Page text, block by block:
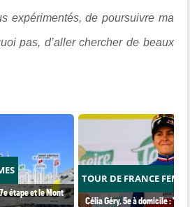
expérimentés, de poursuivre ma
pas, d’aller chercher de beaux
étape et le Mont
TOUR DE FRANCE
Célia Géry, 5e à domicile :